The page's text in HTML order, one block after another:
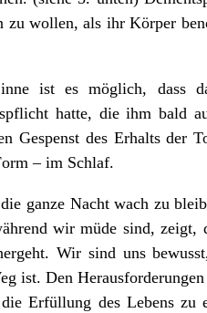
zu wollen, als ihr Körper
ist es möglich, dass
hatte, die ihm bald
Gespenst des Erhalts der
– im Schlaf.
ganze Nacht wach zu
wir müde sind, zeigt,
Wir sind uns
ist. Den
Erfüllung des Lebens zu